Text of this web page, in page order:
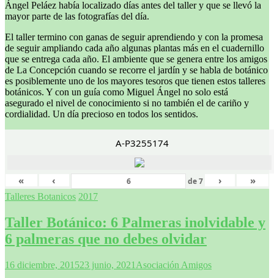
Ángel Peláez había localizado días antes del taller y que se llevó la
mayor parte de las fotografías del día.
El taller termino con ganas de seguir aprendiendo y con la promesa
de seguir ampliando cada año algunas plantas más en el cuadernillo
que se entrega cada año. El ambiente que se genera entre los amigos
de La Concepción cuando se recorre el jardín y se habla de botánico
es posiblemente uno de los mayores tesoros que tienen estos talleres
botánicos. Y con un guía como Miguel Ángel no solo está
asegurado el nivel de conocimiento si no también el de cariño y
cordialidad. Un día precioso en todos los sentidos.
A-P3255174
« ‹ de7 › »
Talleres Botanicos 2017
Taller Botánico: 6 Palmeras inolvidable y
6 palmeras que no debes olvidar
16 diciembre, 201523 junio, 2021 Asociación Amigos